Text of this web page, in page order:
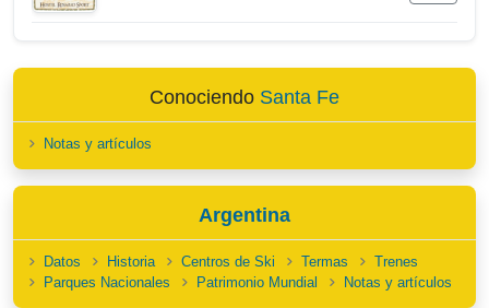
Conociendo Santa Fe
Notas y artículos
Argentina
Datos Historia Centros de Ski Termas
Trenes
Parques Nacionales
Patrimonio Mundial Notas y artículos